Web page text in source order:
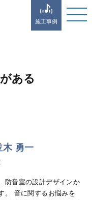
施工事例
ある
木 勇一
防音室の設計デザインか
。 音に関するお悩みを